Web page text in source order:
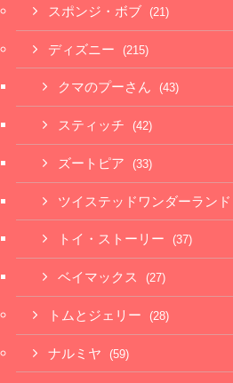
スポンジ・ボブ (21)
ディズニー (215)
クマのプーさん (43)
スティッチ (42)
ズートピア (33)
ツイステッドワンダーランド
トイ・ストーリー (37)
ベイマックス (27)
トムとジェリー (28)
ナルミヤ (59)